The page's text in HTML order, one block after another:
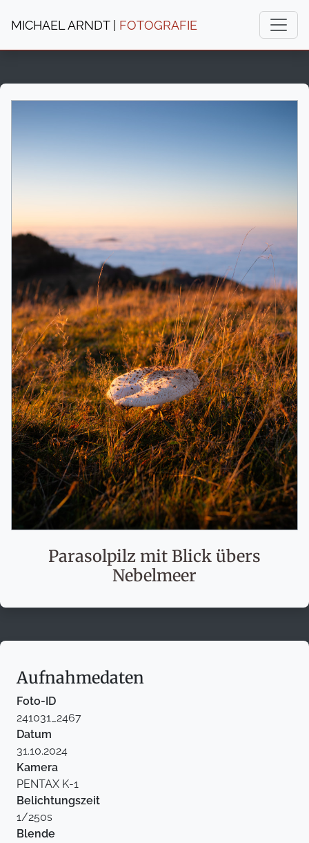
MICHAEL ARNDT | FOTOGRAFIE
Parasolpilz mit Blick übers
Nebelmeer
Aufnahmedaten
Foto-ID
241031_2467
Datum
31.10.2024
Kamera
PENTAX K-1
Belichtungszeit
1/250s
Blende